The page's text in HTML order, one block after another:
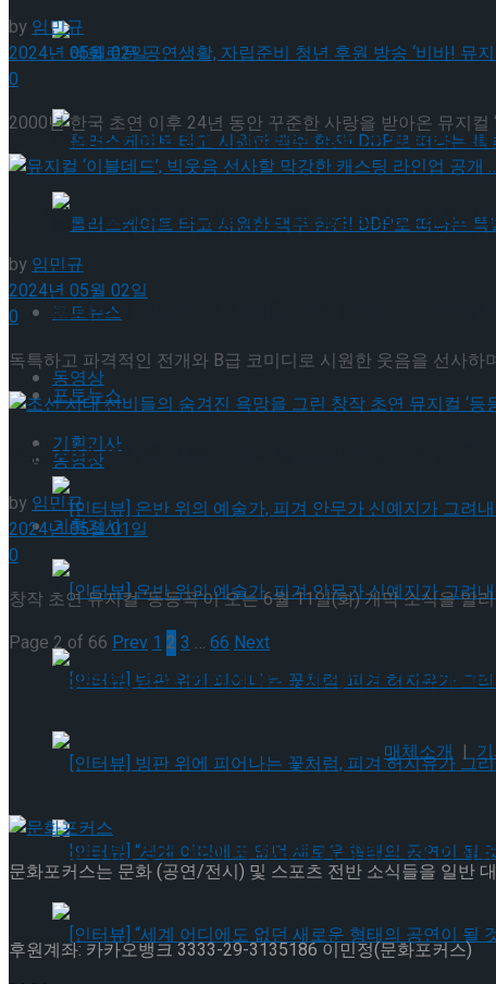
혜화로운 공연생활, 자립준비 청년 후원 방송 ‘비
롤러스케이트 타고 시원한 맥주 한잔! DDP로 떠
포토뉴스
동영상
기획기사
[인터뷰] 은반 위의 예술가, 피겨 안무가 신예지
[인터뷰] 빙판 위에 피어나는 꽃처럼, 피겨 허지
[인터뷰] “세계 어디에도 없던 새로운 형태의 공
혜화로운 공연생활, 자립준비 청년 후원 방송 ‘비
롤러스케이트 타고 시원한 맥주 한잔! DDP로 떠
포토뉴스
동영상
기획기사
[인터뷰] 은반 위의 예술가, 피겨 안무가 신예지
[인터뷰] 빙판 위에 피어나는 꽃처럼, 피겨 허지
by임민규
2024년 05월 02일
0
2000년 한국 초연 이후 24년 동안 꾸준한 사랑을 받아온 뮤지
뮤지컬 ‘이블데드’, 빅웃음 선사할 막강한 캐스팅
by임민규
2024년 05월 02일
0
독특하고 파격적인 전개와 B급 코미디로 시원한 웃음을 선사
조선 시대 선비들의 숨겨진 욕망을 그린 창작 초연 뮤지
by임민규
2024년 05월 01일
0
창작 초연 뮤지컬 ‘등등곡’이 오는 6월 11일(화) 개막 소식을 알
Page 2 of 66 Prev12 3 … 66Next
매체소개 |
문화포커스는 문화 (공연/전시) 및 스포츠 전반 소식들을 일반
후원계좌: 카카오뱅크 3333-29-3135186 이민정(문화포커스)